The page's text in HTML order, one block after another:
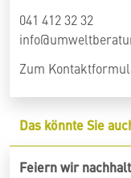
041 412 32 32
Zum
Das könnte Sie
Feiern wir